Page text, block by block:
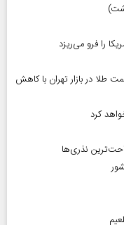
را فرو می‌ریزد
۱۱ مرداد ۱۴۰۵ | افت قیمت طلا در بازار تهران با کاهش
کرد
نذری‌ها